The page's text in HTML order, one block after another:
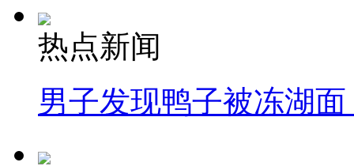
热点新闻
男子发现鸭子被冻湖